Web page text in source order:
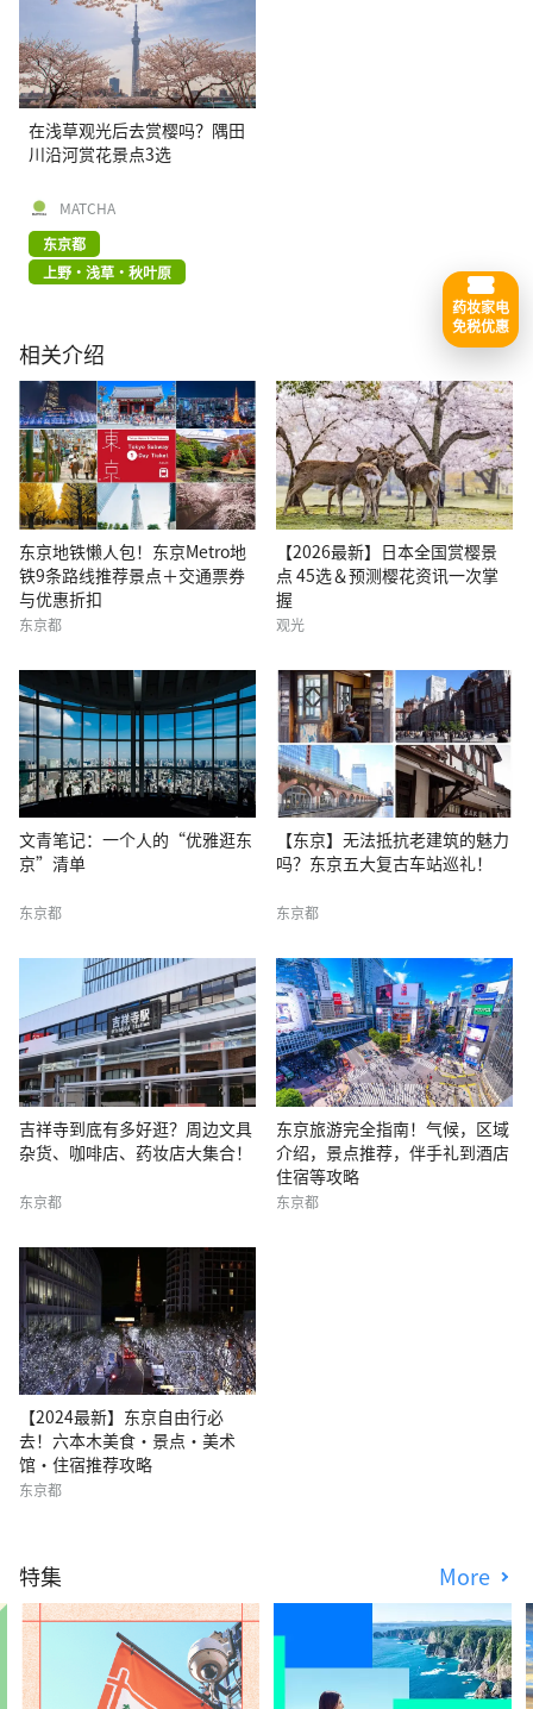
在浅草观光后去赏樱吗？隅田
川沿河赏花景点3选
MATCHA
东京都
上野・浅草・秋叶原
相关介绍
东京地铁懒人包！东京Metro地
铁9条路线推荐景点＋交通票券
与优惠折扣
东京都
【2026最新】日本全国赏樱景
点 45选＆预测樱花资讯一次掌
握
观光
文青笔记：一个人的“优雅逛东
京”清单
东京都
【东京】无法抵抗老建筑的魅力
吗？东京五大复古车站巡礼！
东京都
吉祥寺到底有多好逛？周边文具
杂货、咖啡店、药妆店大集合！
东京都
东京旅游完全指南！气候，区域
介绍，景点推荐，伴手礼到酒店
住宿等攻略
东京都
【2024最新】东京自由行必
去！六本木美食・景点・美术
馆・住宿推荐攻略
东京都
特集 More
药妆家电
免税优惠